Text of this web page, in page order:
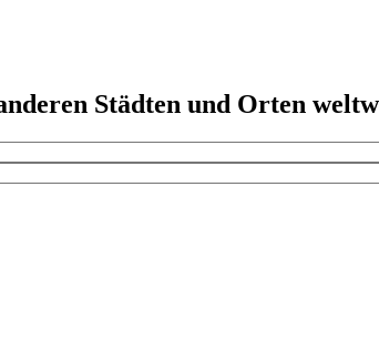
Städten und Orten